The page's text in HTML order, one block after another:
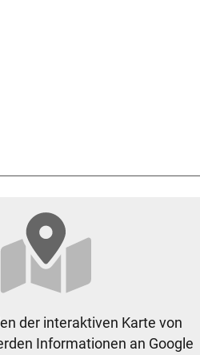
der interaktiven Karte von
Informationen an Google